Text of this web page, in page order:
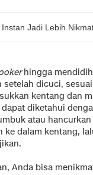
Jadi Lebih
hingga
dicuci,
kentang dan
diketahui
atau
ke dalam kentang,
Anda bisa